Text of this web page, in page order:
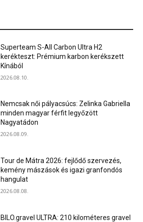
Superteam S-All Carbon Ultra H2
kerékteszt: Prémium karbon kerékszett
Kínából
2026.08.10.
Nemcsak női pályacsúcs: Zelinka Gabriella
minden magyar férfit legyőzött
Nagyatádon
2026.08.09.
Tour de Mátra 2026: fejlődő szervezés,
kemény mászások és igazi granfondós
hangulat
2026.08.08.
BILO.gravel ULTRA: 210 kilométeres gravel